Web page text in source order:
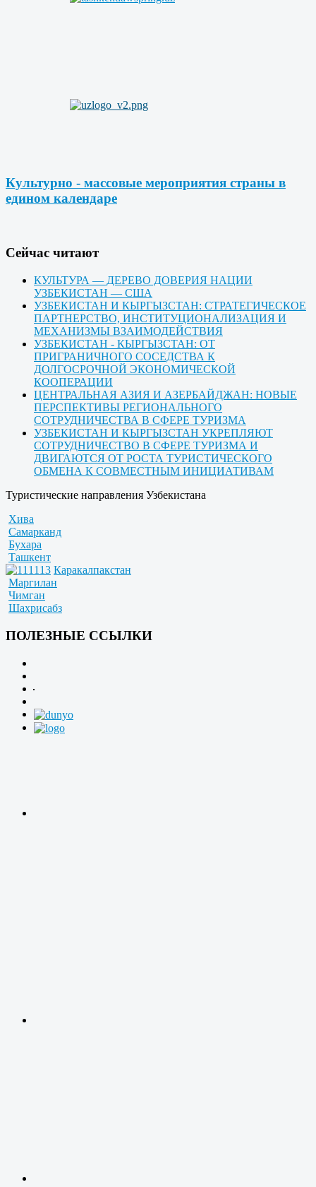
Культурно - массовые мероприятия страны в
едином календаре
Cейчас читают
КУЛЬТУРА — ДЕРЕВО ДОВЕРИЯ НАЦИИ
УЗБЕКИСТАН — США
УЗБЕКИСТАН И КЫРГЫЗСТАН: СТРАТЕГИЧЕСКОЕ
ПАРТНЕРСТВО, ИНСТИТУЦИОНАЛИЗАЦИЯ И
МЕХАНИЗМЫ ВЗАИМОДЕЙСТВИЯ
УЗБЕКИСТАН - КЫРГЫЗСТАН: ОТ
ПРИГРАНИЧНОГО СОСЕДСТВА К
ДОЛГОСРОЧНОЙ ЭКОНОМИЧЕСКОЙ
КООПЕРАЦИИ
ЦЕНТРАЛЬНАЯ АЗИЯ И АЗЕРБАЙДЖАН: НОВЫЕ
ПЕРСПЕКТИВЫ РЕГИОНАЛЬНОГО
СОТРУДНИЧЕСТВА В СФЕРЕ ТУРИЗМА
УЗБЕКИСТАН И КЫРГЫЗСТАН УКРЕПЛЯЮТ
СОТРУДНИЧЕСТВО В СФЕРЕ ТУРИЗМА И
ДВИГАЮТСЯ ОТ РОСТА ТУРИСТИЧЕСКОГО
ОБМЕНА К СОВМЕСТНЫМ ИНИЦИАТИВАМ
Туристические направления Узбекистана
Хива
Самарканд
Бухара
Ташкент
Каракалпакстан
Маргилан
Чимган
Шахрисабз
ПОЛЕЗНЫЕ ССЫЛКИ